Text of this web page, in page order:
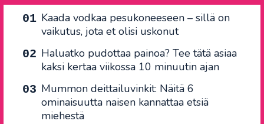
Kaada vodkaa pesukoneeseen – sillä on
vaikutus, jota et olisi uskonut
Haluatko pudottaa painoa? Tee tätä asiaa
kaksi kertaa viikossa 10 minuutin ajan
Mummon deittailuvinkit: Näitä 6
ominaisuutta naisen kannattaa etsiä
miehestä